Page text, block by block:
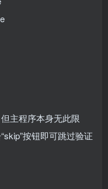
主程序本身无此限
按钮即可跳过验证